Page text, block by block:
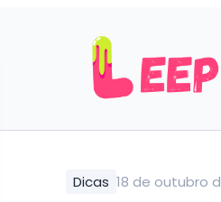
Dicas 18 de outubro